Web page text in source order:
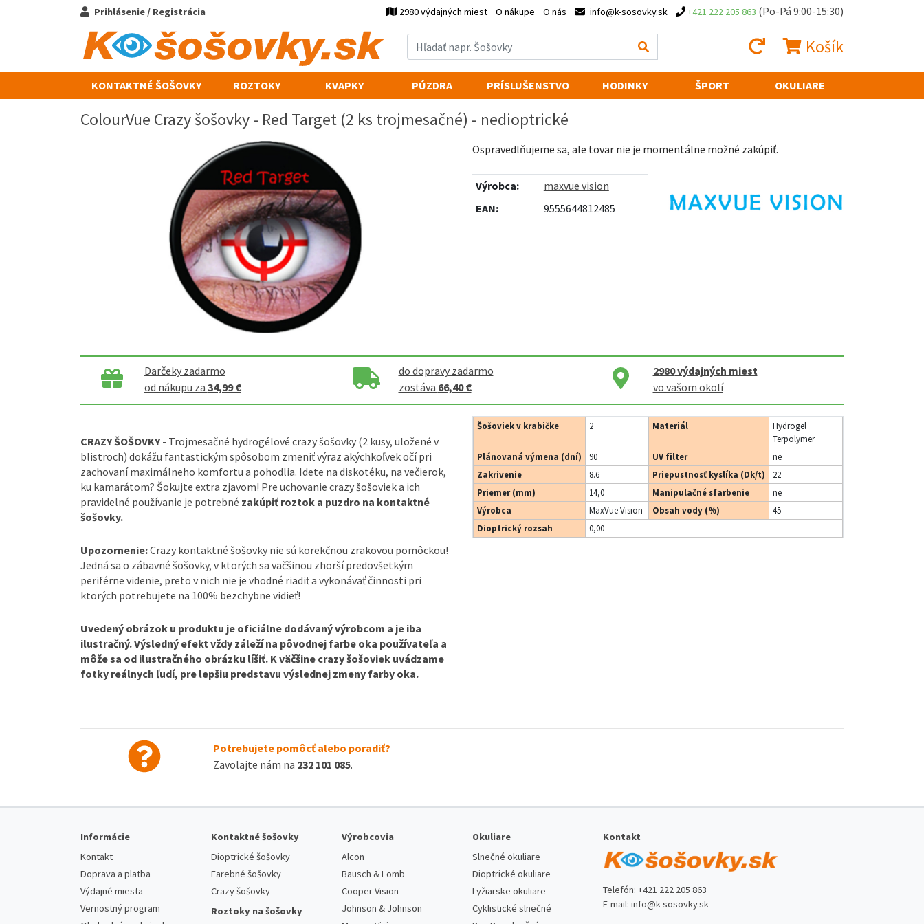
Prihlásenie / Registrácia 2980 výdajných miest O nákupe O nás info@k-sosovky.sk +421 222 205 863 (Po-Pá 9:00-15:30)
Košík
KONTAKTNÉ ŠOŠOVKY ROZTOKY KVAPKY PÚZDRA PRÍSLUŠENSTVO HODINKY ŠPORT OKULIARE
ColourVue Crazy šošovky - Red Target (2 ks trojmesačné) - nedioptrické
Ospravedlňujeme sa, ale tovar nie je momentálne možné zakúpiť.
Výrobca:
maxvue vision
EAN:
9555644812485
Darčeky zadarmo
od nákupu za 34,99 €
do dopravy zadarmo
zostáva 66,40 €
2980výdajných miest
vo vašom okolí
CRAZY ŠOŠOVKY- Trojmesačné hydrogélové crazy šošovky (2 kusy, uložené v
blistroch) dokážu fantastickým spôsobom zmeniť výraz akýchkoľvek očí pri
zachovaní maximálneho komfortu a pohodlia. Idete na diskotéku, na večierok,
ku kamarátom? Šokujte extra zjavom! Pre uchovanie crazy šošoviek a ich
pravidelné používanie je potrebné zakúpiť roztok a puzdro na kontaktné
šošovky.
Upozornenie:Crazy kontaktné šošovky nie sú korekčnou zrakovou pomôckou!
Jedná sa o zábavné šošovky, v ktorých sa väčšinou zhorší predovšetkým
periférne videnie, preto v nich nie je vhodné riadiť a vykonávať činnosti pri
ktorých potrebujete na 100% bezchybne vidieť!
Uvedený obrázok u produktu je oficiálne dodávaný výrobcom a je iba
ilustračný. Výsledný efekt vždy záleží na pôvodnej farbe oka používateľa a
môže sa od ilustračného obrázku líšiť. K väčšine crazy šošoviek uvádzame
fotky reálnych ľudí, pre lepšiu predstavu výslednej zmeny farby oka.
Šošoviek v krabičke 2 Materiál
Hydrogel
Terpolymer
Plánovaná výmena (dní)
90 UV filter
ne
Zakrivenie
8.6 Priepustnosť kyslíka (Dk/t)
22
Priemer (mm)
14,0 Manipulačné sfarbenie
ne
Výrobca
MaxVue Vision Obsah vody (%)
45
Dioptrický rozsah
0,00
Potrebujete pomôcť alebo poradiť?
Zavolajte nám na 232 101 085.
Informácie
Kontakt
Doprava a platba
Výdajné miesta
Vernostný program
Kontaktné šošovky
Dioptrické šošovky
Farebné šošovky
Crazy šošovky
Roztoky na šošovky
Výrobcovia
Alcon
Bausch & Lomb
Cooper Vision
Johnson & Johnson
Okuliare
Slnečné okuliare
Dioptrické okuliare
Lyžiarske okuliare
Cyklistické slnečné
Kontakt
Telefón: +421 222 205 863
E-mail: info@k-sosovky.sk